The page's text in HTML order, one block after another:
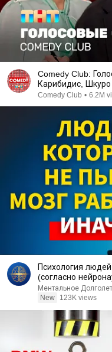
Comedy Club:
Карибидис,
Comedy Club • 6.2M
Психология
(согласно
Ментальное
New
123K views